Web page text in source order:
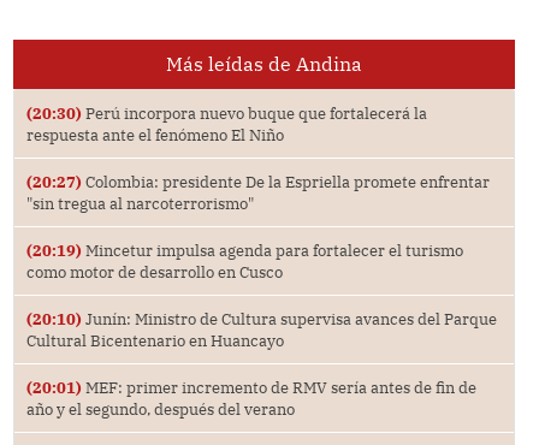
Más leídas de Andina
(20:30) Perú incorpora nuevo buque que fortalecerá la
respuesta ante el fenómeno El Niño
(20:27) Colombia: presidente De la Espriella promete enfrentar
"sin tregua al narcoterrorismo"
(20:19) Mincetur impulsa agenda para fortalecer el turismo
como motor de desarrollo en Cusco
(20:10) Junín: Ministro de Cultura supervisa avances del Parque
Cultural Bicentenario en Huancayo
(20:01) MEF: primer incremento de RMV sería antes de fin de
año y el segundo, después del verano